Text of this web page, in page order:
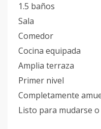
1.5 baños
Sala
Comedor
Cocina equipada
Amplia terraza
Primer nivel
Completamente
Listo para mudarse